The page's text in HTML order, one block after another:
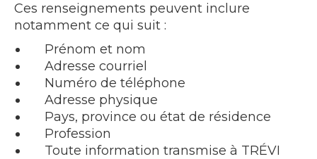
Ces renseignements peuvent inclure
notamment ce qui suit :
Prénom et nom
Adresse courriel
Numéro de téléphone
Adresse physique
Pays, province ou état de résidence
Profession
Toute information transmise à TRÉVI